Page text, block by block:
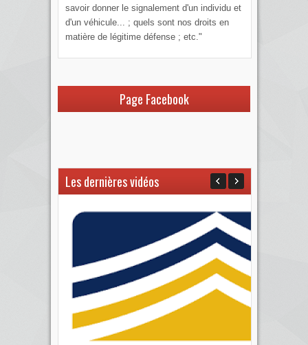
savoir donner le signalement d'un individu et
d'un véhicule... ; quels sont nos droits en
matière de légitime défense ; etc."
Page Facebook
Les dernières vidéos